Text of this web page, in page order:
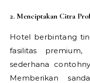
2. Menciptakan Citra
Hotel berbintang
fasilitas
sederhana
Memberikan